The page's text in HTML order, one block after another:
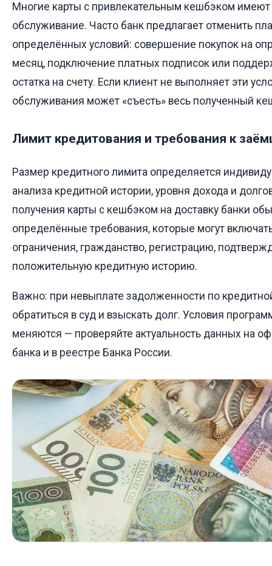
Многие карты с привлекательным кешбэком имеют
обслуживание. Часто банк предлагает отменить
определённых условий: совершение покупок на
месяц, подключение платных подписок или
остатка на счету. Если клиент не выполняет эти
обслуживания может «съесть» весь полученный
Лимит кредитования и требования к
Размер кредитного лимита определяется
анализа кредитной истории, уровня дохода и
получения карты с кешбэком на доставку банки
определённые требования, которые могут
ограничения, гражданство, регистрацию,
положительную кредитную историю.
Важно: при невыплате задолженности по
обратиться в суд и взыскать долг. Условия
меняются — проверяйте актуальность данных на
банка и в реестре Банка России.